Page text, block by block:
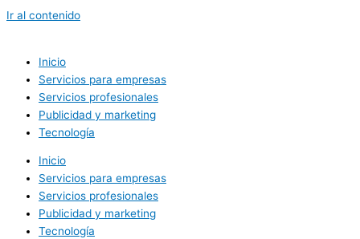
Ir al contenido
Inicio
Servicios para empresas
Servicios profesionales
Publicidad y marketing
Tecnología
Inicio
Servicios para empresas
Servicios profesionales
Publicidad y marketing
Tecnología